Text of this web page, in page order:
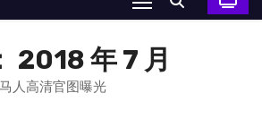
2018 年 7 月
人高清官图曝光